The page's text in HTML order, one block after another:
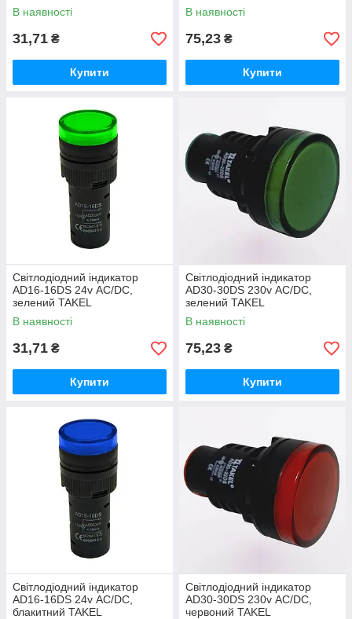
В наявності
31,71 ₴
Купити
В наявності
75,23 ₴
Купити
Світлодіодний індикатор
AD16-16DS 24v АC/DC,
зелений TAKEL
В наявності
31,71 ₴
Купити
Світлодіодний індикатор
AD30-30DS 230v АC/DC,
зелений TAKEL
В наявності
75,23 ₴
Купити
Світлодіодний індикатор
AD16-16DS 24v АC/DC,
блакитний TAKEL
Світлодіодний індикатор
AD30-30DS 230v АC/DC,
червоний TAKEL